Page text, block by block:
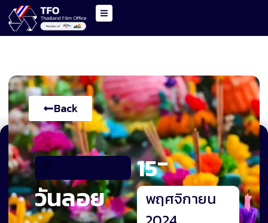
Back
วันลอย
15-
พฤศจิกายน